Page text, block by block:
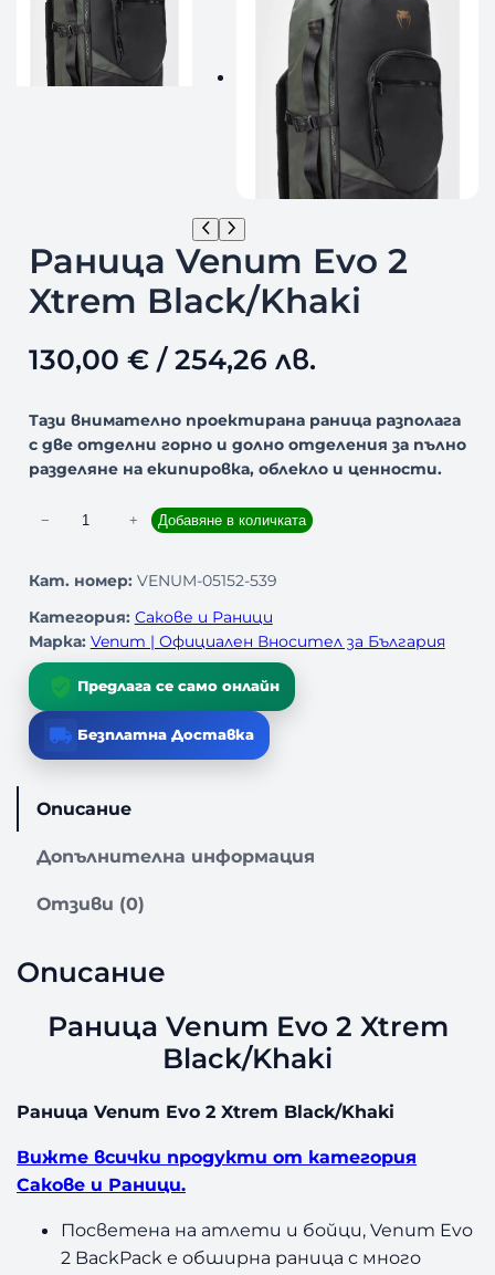
Раница Venum Evo 2
Xtrem Black/Khaki
130,00 €/ 254,26 лв.
Тази внимателно проектирана раница разполага
с две отделни горно и долно отделения за пълно
разделяне на екипировка, облекло и ценности.
ч
е
с
т
в
о
Р
н
ц
V
e
v
2
X
− + Добавяне в количката
Кат. номер: VENUM-05152-539
Категория: Сакове и Раници
Марка: Venum | Официален Вносител за България
Предлага се само онлайн
Безплатна Доставка
Описание
Допълнителна информация
Отзиви (0)
Описание
Раница Venum Evo 2 Xtrem
Black/Khaki
Раница Venum Evo 2 Xtrem Black/Khaki
Вижте всички продукти от категория
Сакове и Раници.
Посветена на атлети и бойци, Venum Evo
2 BackPack е обширна раница с много